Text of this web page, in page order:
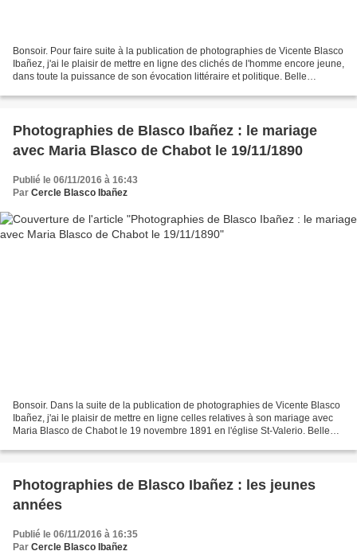
Bonsoir. Pour faire suite à la publication de photographies de Vicente Blasco
Ibañez, j'ai le plaisir de mettre en ligne des clichés de l'homme encore jeune,
dans toute la puissance de son évocation littéraire et politique. Belle
Photographies de Blasco Ibañez : le mariage
avec Maria Blasco de Chabot le 19/11/1890
Publié le 06/11/2016 à 16:43
Par Cercle Blasco Ibañez
Bonsoir. Dans la suite de la publication de photographies de Vicente Blasco
Ibañez, j'ai le plaisir de mettre en ligne celles relatives à son mariage avec
Maria Blasco de Chabot le 19 novembre 1891 en l'église St-Valerio. Belle
Photographies de Blasco Ibañez : les jeunes
années
Publié le 06/11/2016 à 16:35
Par Cercle Blasco Ibañez